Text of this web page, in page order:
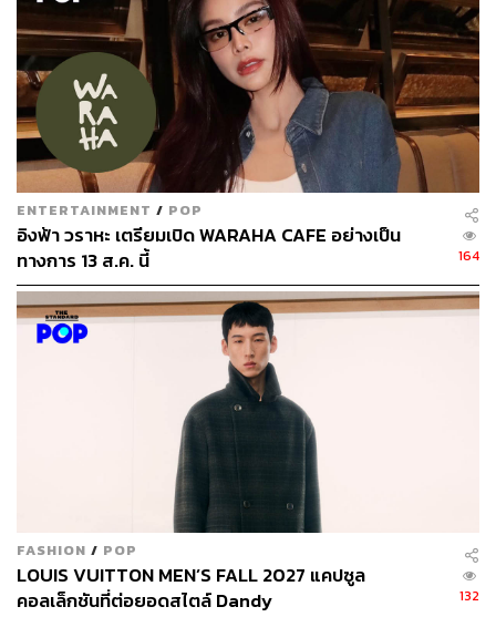
ENTERTAINMENT / POP
อิงฟ้า วราหะ เตรียมเปิด WARAHA CAFE อย่างเป็น
ทางการ 13 ส.ค. นี้
164
FASHION / POP
LOUIS VUITTON MEN’S FALL 2027 แคปซูล
คอลเล็กชันที่ต่อยอดสไตล์ Dandy
132